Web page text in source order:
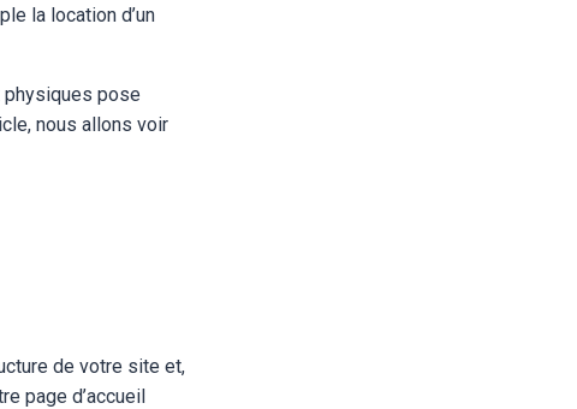
la location d’un
physiques pose
nous allons voir
de votre site et,
page d’accueil